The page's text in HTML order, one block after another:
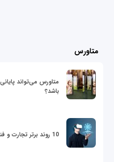
متاورس
متاورس می‌تواند
باشد؟
10 روند برتر تجارت و فناوری در سال 2022